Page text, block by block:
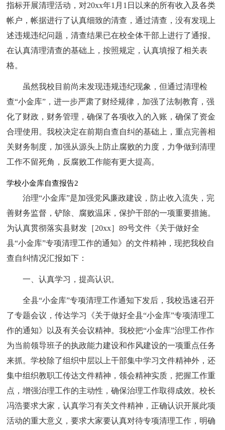
指标开展清理活动，对20xx年1月1日以来的所有收入及各类
帐户，帐据进行了认真细致的清查，通过清查，没有发现上
述违规违纪问题，清查结果已在校全体干部上进行了通报。
在认真清理清查的基础上，按照规定，认真填报了相关表
格。
虽然我校目前尚未发现违规违纪现象，但通过清理检
查“小金库”，进一步严肃了财经规律，加强了法制教育，强
化了财政，财务管理，确保了各项收入的入账，确保了资金
合理使用。我校决定在前期自查自纠的基础上，重点完善相
关财务制度，加强从源头上防止腐败的力度，力争做到清理
工作不留死角，反腐败工作能有更大提高。
学校小金库自查报告2
治理“小金库”是加强党风廉政建设，防止收入流失，完
善财务监督，铲除、腐败温床，保护干部的一项重要措施。
为认真贯彻落实县财发［20xx］89号文件《关于做好全
县“小金库”专项清理工作的通知》的文件精神，现把我校自
查自纠情况汇报如下：
一、认真学习，提高认识。
全县“小金库”专项清理工作通知下发后，我校迅速召开
了专题会议，传达学习《关于做好全县“小金库”专项清理工
作的通知》以及有关会议精神。我校把“小金库”治理工作作
为当前领导班子的执政能力建设和作风建设的一项重点任务
来抓。学校除了组织中层以上干部集中学习文件精神外，还
集中组织教职工传达文件精神，领会精神实质，把握工作重
点，增强治理工作的主动性，确保治理工作取得成效。校长
冯浩要求大家，认真学习有关文件精神，正确认识开展此项
活动的重大意义，要求大家要认真对待专项清理工作，明确